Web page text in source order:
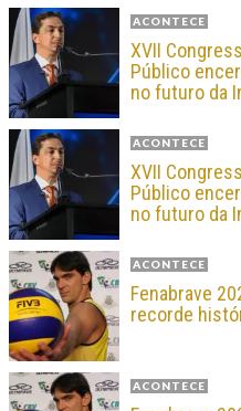
ACONTECE
XVII
Público
no futuro da
ACONTECE
XVII
Público
no futuro da
ACONTECE
Fenabrave
recorde
ACONTECE